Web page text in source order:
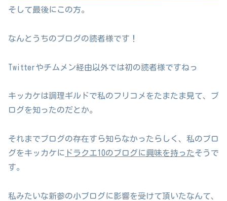
そして最後にこの方。
なんとうちのブログの読者様です！
Twitterやチムメン経由以外では初の読者様ですねっ
キッカケは調理ギルドで私のフリコメをたまたま見て、ブ
ログを知ったのだとか。
それまでブログの存在すら知らなかったらしく、私のブロ
グをキッカケに ドラクエ10のブログに興味を持ったそうで
す。
私みたいな新参の小ブログに影響を受けて頂いたなんて、